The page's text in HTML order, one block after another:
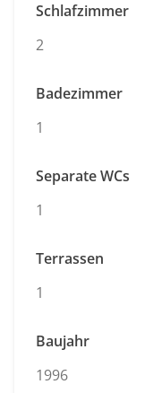
Schlafzimmer
2
Badezimmer
1
Separate WCs
1
Terrassen
1
Baujahr
1996